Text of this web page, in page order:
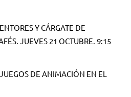
Y CÁRGATE DE
JUEVES 21 OCTUBRE. 9:15
DE ANIMACIÓN EN EL